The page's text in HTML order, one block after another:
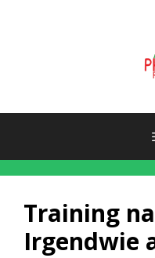
Training
Irgendwie